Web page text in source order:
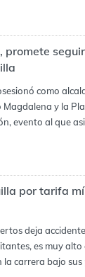
promete
como
y la
evento al que
por tarifa
deja
es muy alto
carrera bajo